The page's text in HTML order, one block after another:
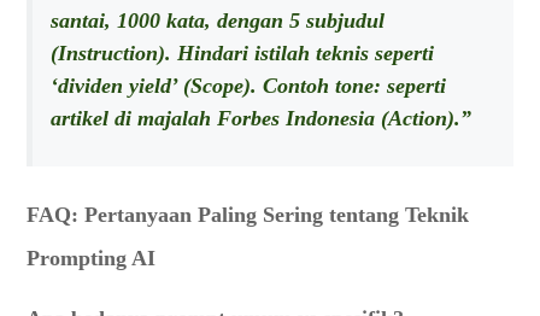
santai, 1000 kata, dengan 5 subjudul
(Instruction). Hindari istilah teknis seperti
‘dividen yield’ (Scope). Contoh tone: seperti
artikel di majalah Forbes Indonesia (Action).”
FAQ: Pertanyaan Paling Sering tentang Teknik
Prompting AI